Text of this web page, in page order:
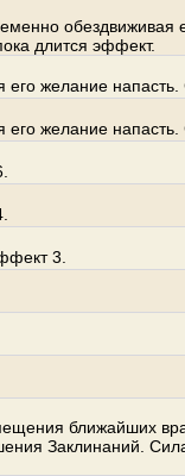
обездвиживая
длится эффект.
его желание
его желание
3.
ближайших
Заклинаний.